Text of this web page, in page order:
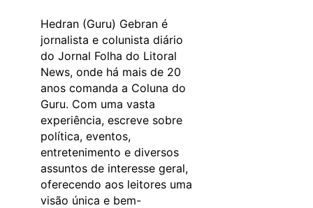
Hedran (Guru) Gebran é
jornalista e colunista diário
do Jornal Folha do Litoral
News, onde há mais de 20
anos comanda a Coluna do
Guru. Com uma vasta
experiência, escreve sobre
política, eventos,
entretenimento e diversos
assuntos de interesse geral,
oferecendo aos leitores uma
visão única e bem-